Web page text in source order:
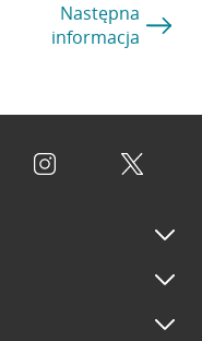
Następna
informacja